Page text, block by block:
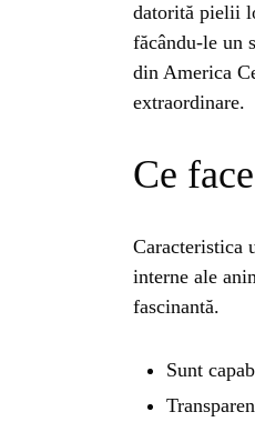
datorită pielii
făcându-le un
din America
extraordinare.
Ce
Caracteristica
interne ale
fascinantă.
Sunt